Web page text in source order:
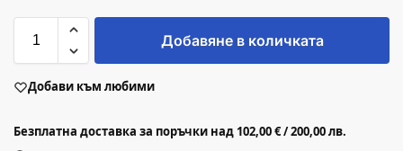
Добавяне в количката
Добави към любими
Безплатна доставка за поръчки над 102,00 € / 200,00 лв.